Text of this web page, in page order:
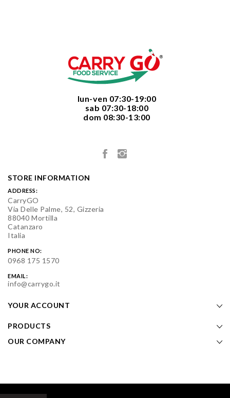
  lun-ven 07:30-19:00
  sab 07:30-18:00
  dom 08:30-13:00
STORE INFORMATION
ADDRESS:
CarryGO
Via Delle Palme, 52, Gizzeria
88040 Mortilla
Catanzaro
Italia
PHONE NO:
0968 175 1570
EMAIL:
info@carrygo.it
YOUR ACCOUNT
PRODUCTS
OUR COMPANY